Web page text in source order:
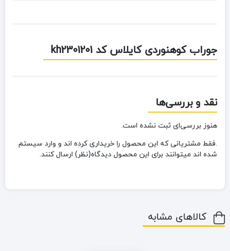
جوراب کوهنوردی کایلاس کد kh2301201
نقد و بررسی‌ها
هنوز بررسی‌ای ثبت نشده است.
.فقط مشتریانی که این محصول را خریداری کرده اند و وارد سیستم
شده اند میتوانند برای این محصول دیدگاه(نظر) ارسال کنند.
کالاهای مشابه